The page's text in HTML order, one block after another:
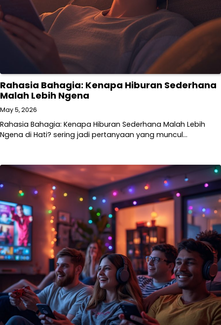
Rahasia Bahagia: Kenapa Hiburan Sederhana
Malah Lebih Ngena
May 5, 2026
Rahasia Bahagia: Kenapa Hiburan Sederhana Malah Lebih
Ngena di Hati? sering jadi pertanyaan yang muncul…